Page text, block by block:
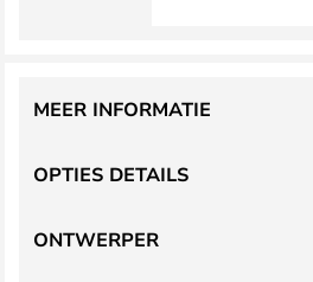
OPTIES DETAILS
MEER INFORMATIE
ONTWERPER